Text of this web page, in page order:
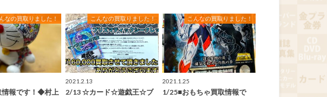
なの買取りました！
報です！◆村上
こんなの買取りました！
2021.2.13
2/13 ☆カード☆遊戯王☆ブ
こんなの買取りました！
2021.1.25
1/25■おもちゃ買取情報で